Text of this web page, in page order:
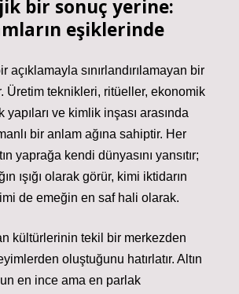
bir sonuç yerine:
eşiklerinde
açıklamayla sınırlandırılamayan bir
Üretim teknikleri, ritüeller, ekonomik
yapıları ve kimlik inşası arasında
bir anlam ağına sahiptir. Her
yaprağa kendi dünyasını yansıtır;
ışığı olarak görür, kimi iktidarın
de emeğin en saf hali olarak.
kültürlerinin tekil bir merkezden
oluştuğunu hatırlatır. Altın
en ince ama en parlak